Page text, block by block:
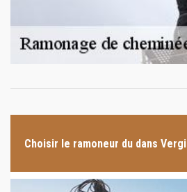
Choisir le ramoneur du dans